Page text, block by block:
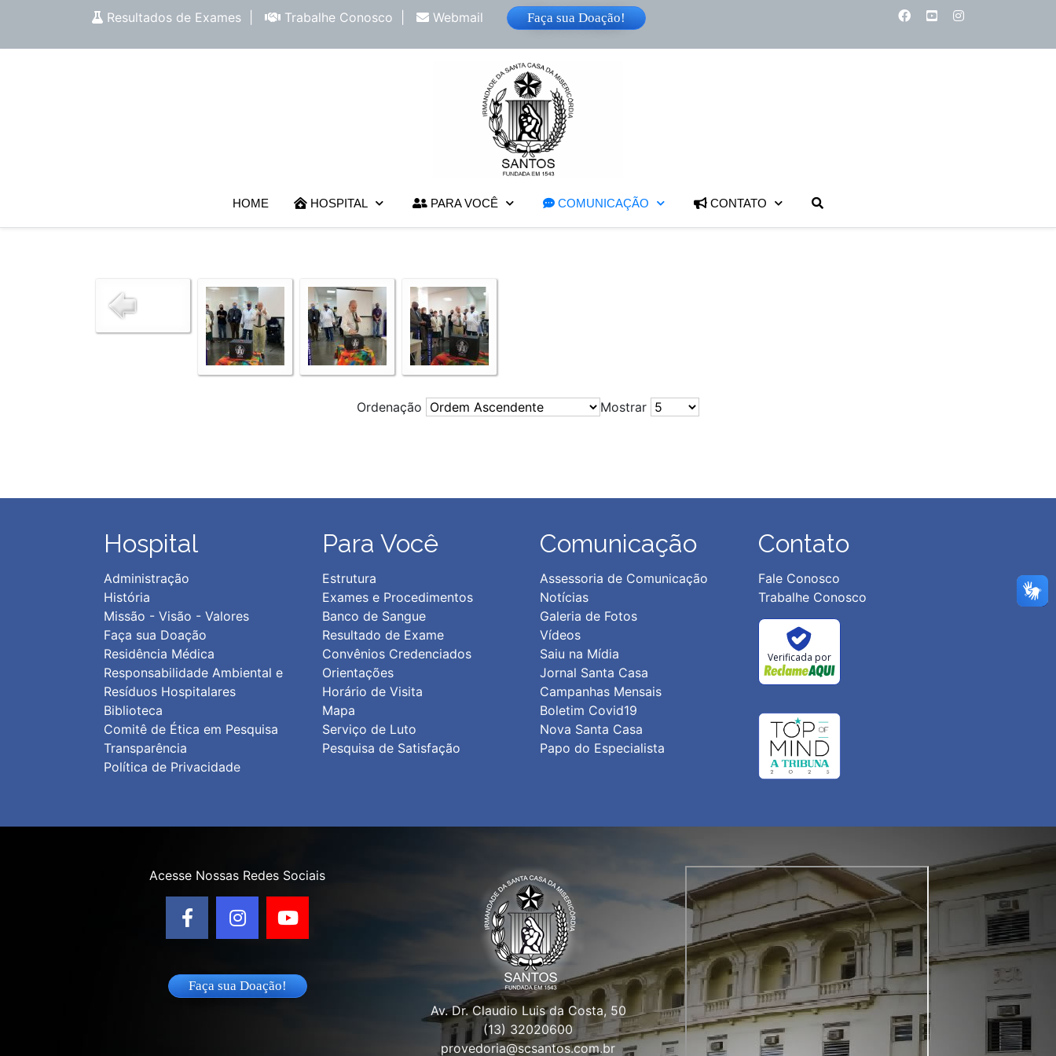
Resultados de Exames Trabalhe Conosco Webmail Faça sua Doação!
HOME HOSPITAL PARA VOCÊ COMUNICAÇÃO CONTATO
Ordenação Mostrar
Hospital
Administração
História
Missão - Visão - Valores
Faça sua Doação
Residência Médica
Responsabilidade Ambiental e
Resíduos Hospitalares
Biblioteca
Comitê de Ética em Pesquisa
Transparência
Política de Privacidade
Para Você
Estrutura
Exames e Procedimentos
Banco de Sangue
Resultado de Exame
Convênios Credenciados
Orientações
Horário de Visita
Mapa
Serviço de Luto
Pesquisa de Satisfação
Comunicação
Assessoria de Comunicação
Notícias
Galeria de Fotos
Vídeos
Saiu na Mídia
Jornal Santa Casa
Campanhas Mensais
Boletim Covid19
Nova Santa Casa
Papo do Especialista
Contato
Fale Conosco
Trabalhe Conosco
Verificada por
Acesse Nossas Redes Sociais
Faça sua Doação!
Av. Dr. Claudio Luis da Costa, 50
(13) 32020600
provedoria@scsantos.com.br